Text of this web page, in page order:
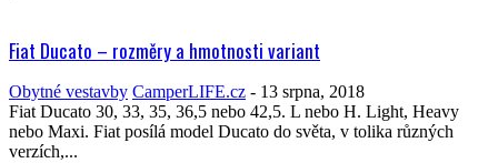
Fiat Ducato – rozměry a hmotnosti variant
Obytné vestavby CamperLIFE.cz - 13 srpna, 2018
Fiat Ducato 30, 33, 35, 36,5 nebo 42,5. L nebo H. Light, Heavy
nebo Maxi. Fiat posílá model Ducato do světa, v tolika různých
verzích,...